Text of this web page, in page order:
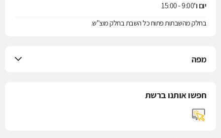
יום ו'9:00 - 15:00
בחלק מהשבתות פתוח כל השבת בחלק מוצ"ש.
מפה
חפשו אותנו ברשת